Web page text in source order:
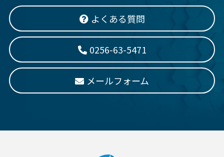
よくある質問
0256-63-5471
メールフォーム